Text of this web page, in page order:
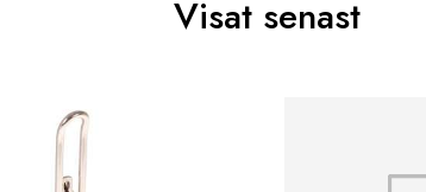
Visat senast